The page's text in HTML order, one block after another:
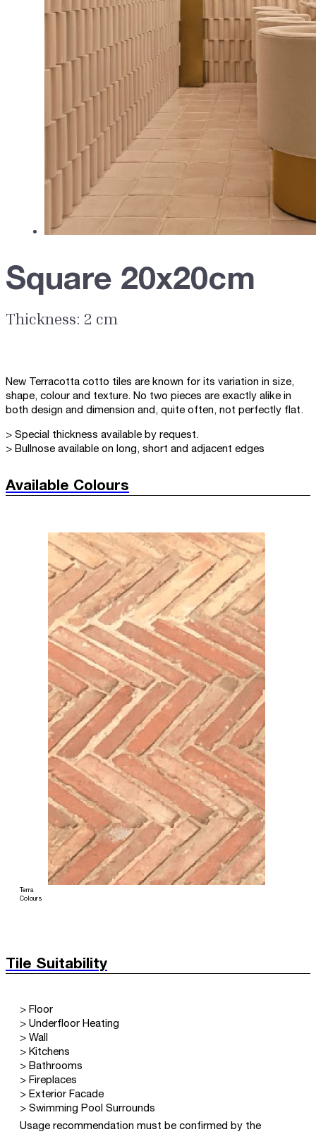
Square 20x20cm
Thickness: 2 cm
New Terracotta cotto tiles are known for its variation in size,
shape, colour and texture. No two pieces are exactly alike in
both design and dimension and, quite often, not perfectly flat.
> Special thickness available by request.
> Bullnose available on long, short and adjacent edges
Available Colours
Terra
Colours
Tile Suitability
> Floor
> Underfloor Heating
> Wall
> Kitchens
> Bathrooms
> Fireplaces
> Exterior Facade
> Swimming Pool Surrounds
Usage recommendation must be confirmed by the